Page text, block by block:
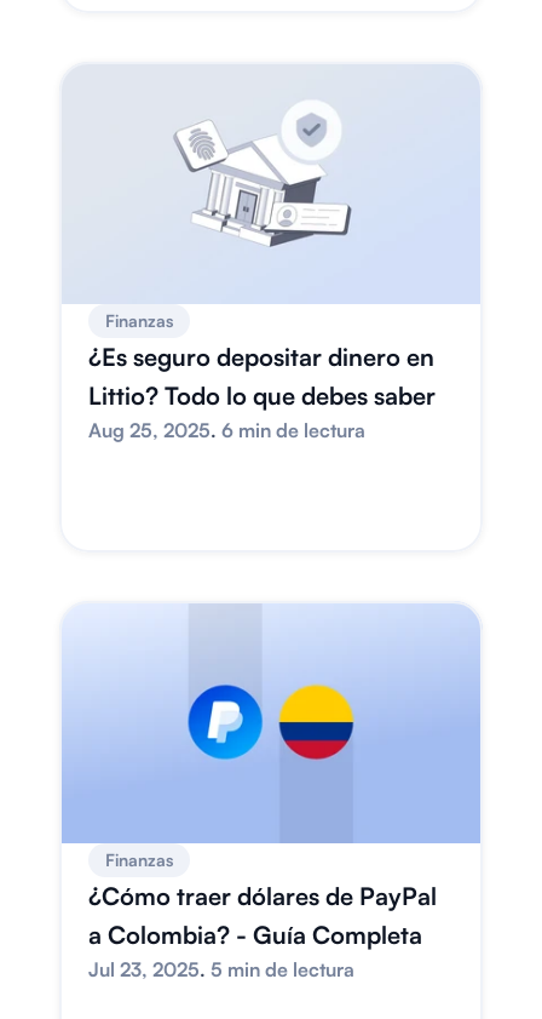
Finanzas
¿Es seguro depositar dinero en
Littio? Todo lo que debes saber
Aug 25, 2025. 6 min de lectura
Finanzas
¿Cómo traer dólares de PayPal
a Colombia? - Guía Completa
Jul 23, 2025. 5 min de lectura